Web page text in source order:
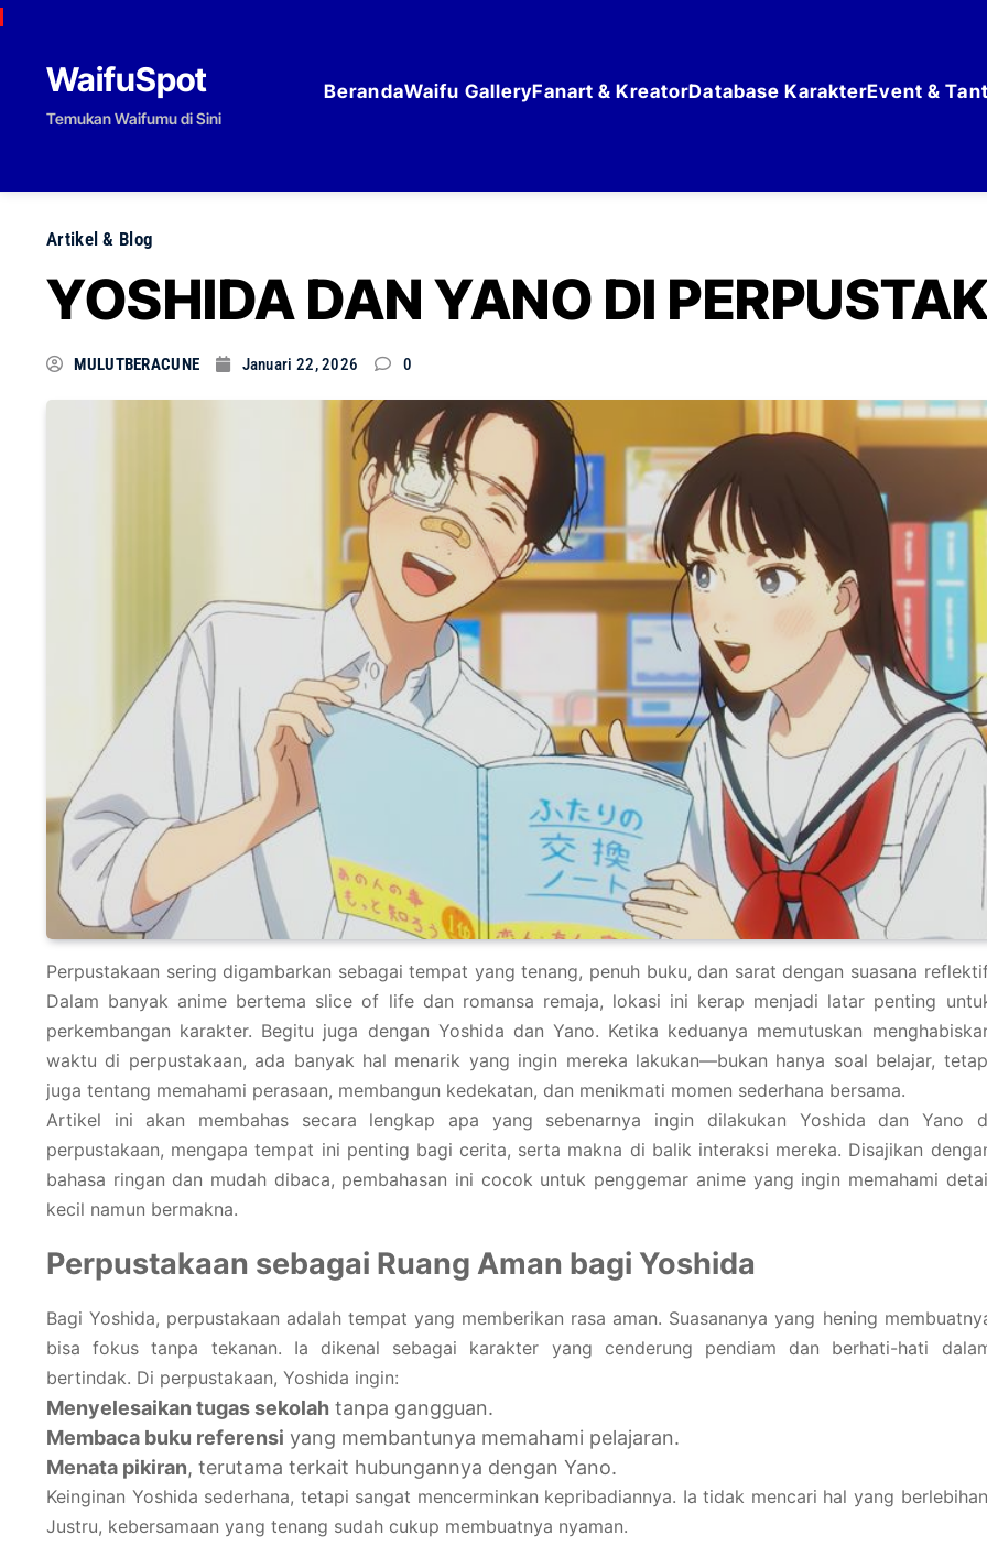
Skip to content
WaifuSpot
Temukan Waifumu di Sini
BerandaWaifu GalleryFanart & KreatorDatabase KarakterEvent &
Artikel & Blog
YOSHIDA DAN YANO DI
MULUTBERACUNE Januari 22, 2026 0
Perpustakaan sering digambarkan sebagai tempat yang tenang, penuh buku, dan sarat dengan suasana
Dalam banyak anime bertema slice of life dan romansa remaja, lokasi ini kerap menjadi latar penting
perkembangan karakter. Begitu juga dengan Yoshida dan Yano. Ketika keduanya memutuskan
waktu di perpustakaan, ada banyak hal menarik yang ingin mereka lakukan—bukan hanya soal belajar,
juga tentang memahami perasaan, membangun kedekatan, dan menikmati momen sederhana bersama.
Artikel ini akan membahas secara lengkap apa yang sebenarnya ingin dilakukan Yoshida dan Yano
perpustakaan, mengapa tempat ini penting bagi cerita, serta makna di balik interaksi mereka. Disajikan
bahasa ringan dan mudah dibaca, pembahasan ini cocok untuk penggemar anime yang ingin memahami
kecil namun bermakna.
Perpustakaan sebagai Ruang Aman bagi Yoshida
Bagi Yoshida, perpustakaan adalah tempat yang memberikan rasa aman. Suasananya yang hening
bisa fokus tanpa tekanan. Ia dikenal sebagai karakter yang cenderung pendiam dan berhati-hati
bertindak. Di perpustakaan, Yoshida ingin:
Menyelesaikan tugas sekolah tanpa gangguan.
Membaca buku referensi yang membantunya memahami pelajaran.
Menata pikiran, terutama terkait hubungannya dengan Yano.
Keinginan Yoshida sederhana, tetapi sangat mencerminkan kepribadiannya. Ia tidak mencari hal yang
Justru, kebersamaan yang tenang sudah cukup membuatnya nyaman.